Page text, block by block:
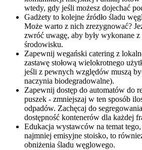
wtedy, gdy jeśli możesz dojechać
Gadżety to kolejne źródło śladu
Może warto z nich zrezygnować?
zwróć uwagę, aby były wykonane z
środowisku.
Zapewnij wegański catering z
zastawę stołową wielokrotnego
jeśli z pewnych względów muszą
naczynia biodegradowalne).
Zapewnij dostęp do automatów do
puszek - zmniejszaj w ten sposób
odpadów. Zachęcaj do
dostępność kontenerów dla każdej
Edukacja wystawców na temat
najmniej emisyjne stoisko, to
obniżenia śladu węglowego.